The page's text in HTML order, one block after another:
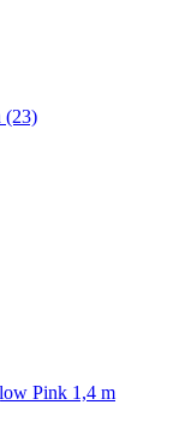
(23)
Pink 1,4 m